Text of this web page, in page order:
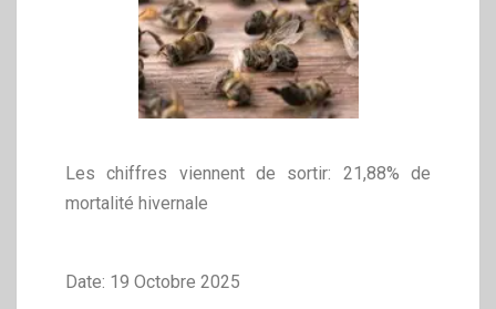
Les chiffres viennent de sortir: 21,88% de
mortalité hivernale
Date: 19 Octobre 2025